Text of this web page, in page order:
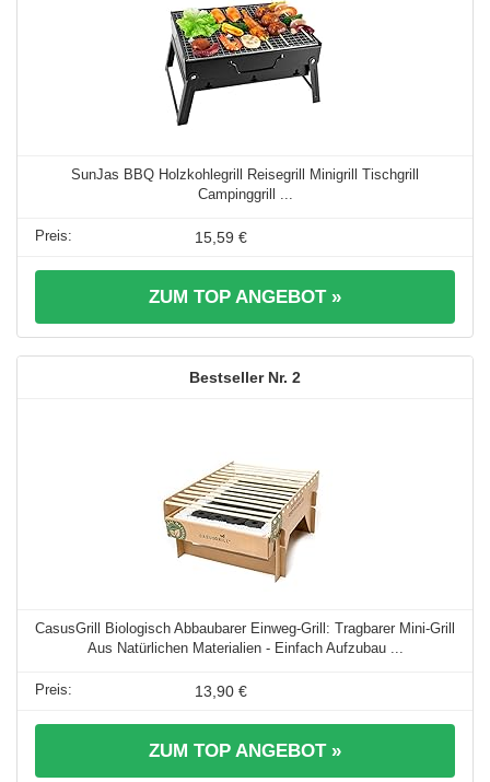
SunJas BBQ Holzkohlegrill Reisegrill Minigrill Tischgrill
Campinggrill ...
15,59 €
ZUM TOP ANGEBOT »
2
CasusGrill Biologisch Abbaubarer Einweg-Grill: Tragbarer Mini-Grill
Aus Natürlichen Materialien - Einfach Aufzubau ...
13,90 €
ZUM TOP ANGEBOT »